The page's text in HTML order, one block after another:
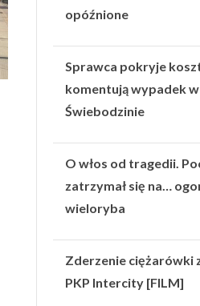
opóźnione
Sprawca pokryje
komentują wypadek w
Świebodzinie
O włos od tragedii.
zatrzymał się na…
wieloryba
Zderzenie ciężarówki
PKP Intercity [FILM]